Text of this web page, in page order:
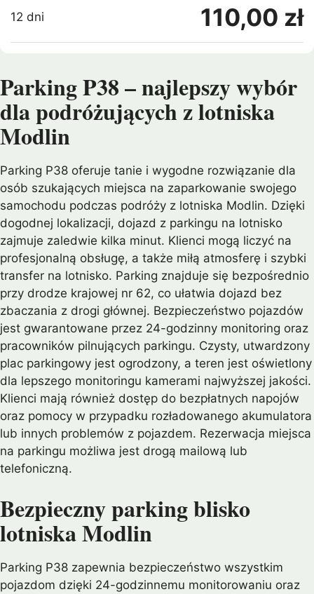
12 dni 110,00 zł
Parking P38 – najlepszy wybór
dla podróżujących z lotniska
Modlin
Parking P38 oferuje tanie i wygodne rozwiązanie dla
osób szukających miejsca na zaparkowanie swojego
samochodu podczas podróży z lotniska Modlin. Dzięki
dogodnej lokalizacji, dojazd z parkingu na lotnisko
zajmuje zaledwie kilka minut. Klienci mogą liczyć na
profesjonalną obsługę, a także miłą atmosferę i szybki
transfer na lotnisko. Parking znajduje się bezpośrednio
przy drodze krajowej nr 62, co ułatwia dojazd bez
zbaczania z drogi głównej. Bezpieczeństwo pojazdów
jest gwarantowane przez 24-godzinny monitoring oraz
pracowników pilnujących parkingu. Czysty, utwardzony
plac parkingowy jest ogrodzony, a teren jest oświetlony
dla lepszego monitoringu kamerami najwyższej jakości.
Klienci mają również dostęp do bezpłatnych napojów
oraz pomocy w przypadku rozładowanego akumulatora
lub innych problemów z pojazdem. Rezerwacja miejsca
na parkingu możliwa jest drogą mailową lub
telefoniczną.
Bezpieczny parking blisko
lotniska Modlin
Parking P38 zapewnia bezpieczeństwo wszystkim
pojazdom dzięki 24-godzinnemu monitorowaniu oraz